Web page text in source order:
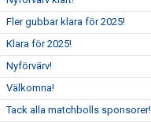
Fler gubbar klara för 2025!
Klara för 2025!
Nyförvärv!
Välkomna!
Tack alla matchbolls sponsorer!